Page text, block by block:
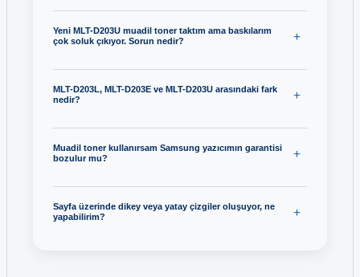
Yeni MLT-D203U muadil toner taktım ama baskılarım
çok soluk çıkıyor. Sorun nedir?
MLT-D203L, MLT-D203E ve MLT-D203U arasındaki fark
nedir?
Muadil toner kullanırsam Samsung yazıcımın garantisi
bozulur mu?
Sayfa üzerinde dikey veya yatay çizgiler oluşuyor, ne
yapabilirim?